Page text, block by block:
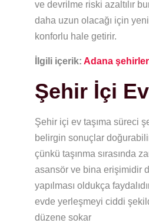
ve devrilme riski azaltılır
daha uzun olacağı için
konforlu hale getirir.
İlgili içerik: Adana
Şehir İçi
Şehir içi ev taşıma süreci
belirgin sonuçlar
çünkü taşınma sırasında
asansör ve bina erişimidir
yapılması oldukça
evde yerleşmeyi ciddi
düzene sokar